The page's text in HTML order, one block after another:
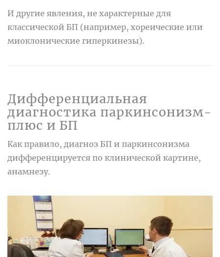
И другие явления, не характерные для
классической БП (например, хореические или
миоклонические гиперкинезы).
Дифференциальная
диагностика паркинсонизм-
плюс и БП
Как правило, диагноз БП и паркинсонизма
дифференцируется по клинической картине,
анамнезу.